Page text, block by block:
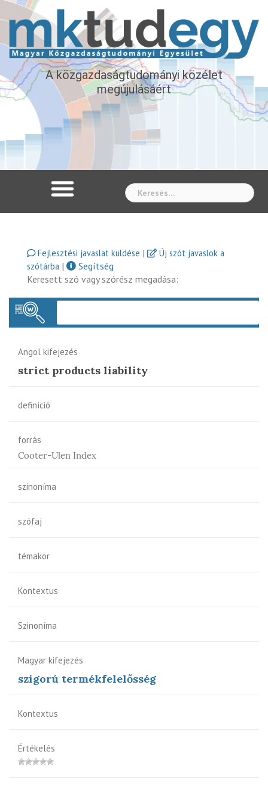
A közgazdaságtudományi közélet
megújulásáért
Fejlesztési javaslat küldése |
Új szót javaslok a
szótárba |
Segítség
Keresett szó vagy szórész megadása:
Angol kifejezés
strict products liability
definíció
forrás
Cooter-Ulen Index
szinoníma
szófaj
témakör
Kontextus
Szinoníma
Magyar kifejezés
szigorú termékfelelősség
Kontextus
Értékelés